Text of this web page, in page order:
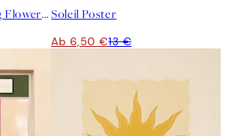
Sylvia Takken - Floating Flowers PosterSoleil Poster
Ab 6,50 €13 €